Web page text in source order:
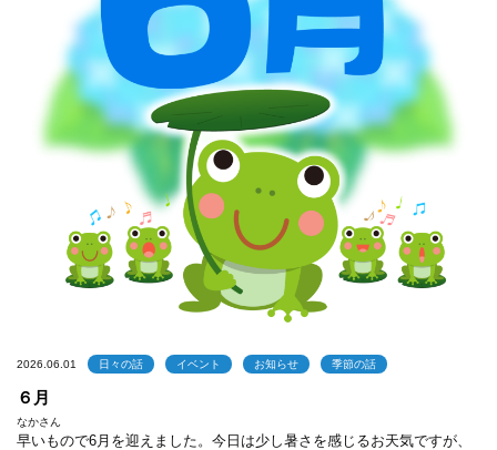
2026.06.01 日々の話 イベント お知らせ 季節の話
６月
なかさん
早いもので6月を迎えました。今日は少し暑さを感じるお天気ですが、